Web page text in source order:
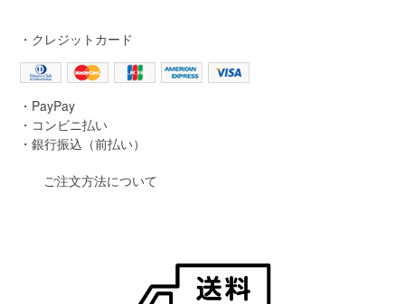
・クレジットカード
・PayPay
・コンビニ払い
・銀行振込（前払い）
ご注文方法について